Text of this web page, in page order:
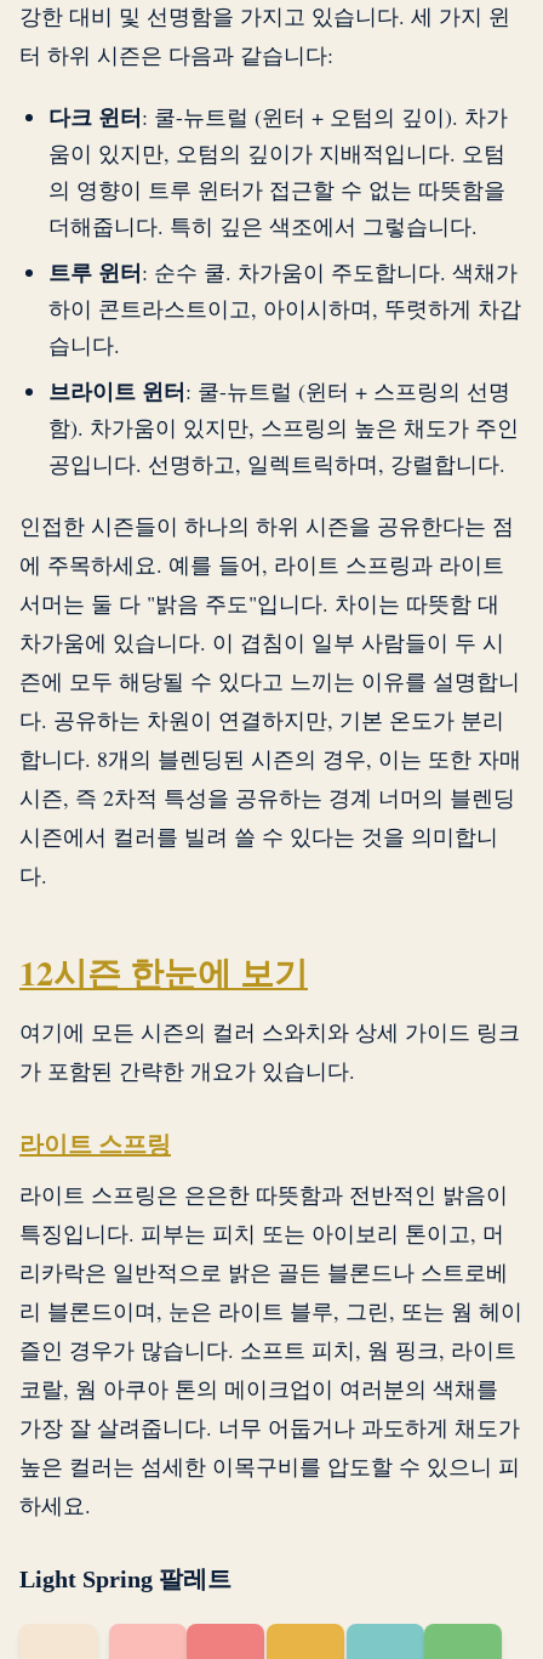
강한 대비 및 선명함을 가지고 있습니다. 세 가지 윈
터 하위 시즌은 다음과 같습니다:
다크 윈터: 쿨-뉴트럴 (윈터 + 오텀의 깊이). 차가
움이 있지만, 오텀의 깊이가 지배적입니다. 오텀
의 영향이 트루 윈터가 접근할 수 없는 따뜻함을
더해줍니다. 특히 깊은 색조에서 그렇습니다.
트루 윈터: 순수 쿨. 차가움이 주도합니다. 색채가
하이 콘트라스트이고, 아이시하며, 뚜렷하게 차갑
습니다.
브라이트 윈터: 쿨-뉴트럴 (윈터 + 스프링의 선명
함). 차가움이 있지만, 스프링의 높은 채도가 주인
공입니다. 선명하고, 일렉트릭하며, 강렬합니다.
인접한 시즌들이 하나의 하위 시즌을 공유한다는 점
에 주목하세요. 예를 들어, 라이트 스프링과 라이트
서머는 둘 다 "밝음 주도"입니다. 차이는 따뜻함 대
차가움에 있습니다. 이 겹침이 일부 사람들이 두 시
즌에 모두 해당될 수 있다고 느끼는 이유를 설명합니
다. 공유하는 차원이 연결하지만, 기본 온도가 분리
합니다. 8개의 블렌딩된 시즌의 경우, 이는 또한 자매
시즌, 즉 2차적 특성을 공유하는 경계 너머의 블렌딩
시즌에서 컬러를 빌려 쓸 수 있다는 것을 의미합니
다.
12시즌 한눈에 보기
여기에 모든 시즌의 컬러 스와치와 상세 가이드 링크
가 포함된 간략한 개요가 있습니다.
라이트 스프링
라이트 스프링은 은은한 따뜻함과 전반적인 밝음이
특징입니다. 피부는 피치 또는 아이보리 톤이고, 머
리카락은 일반적으로 밝은 골든 블론드나 스트로베
리 블론드이며, 눈은 라이트 블루, 그린, 또는 웜 헤이
즐인 경우가 많습니다. 소프트 피치, 웜 핑크, 라이트
코랄, 웜 아쿠아 톤의 메이크업이 여러분의 색채를
가장 잘 살려줍니다. 너무 어둡거나 과도하게 채도가
높은 컬러는 섬세한 이목구비를 압도할 수 있으니 피
하세요.
Light Spring 팔레트